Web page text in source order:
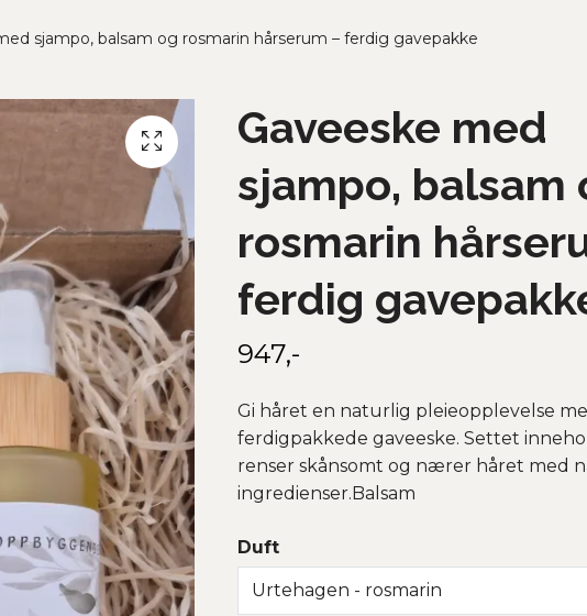
sjampo, balsam og rosmarin hårserum – ferdig gavepakke
Gaveeske med
sjampo, balsam
rosmarin
ferdig
947,-
Gi håret en naturlig pleieopplevelse
ferdigpakkede gaveeske. Settet
renser skånsomt og nærer håret med
ingredienser.Balsam
Duft
Urtehagen - rosmarin